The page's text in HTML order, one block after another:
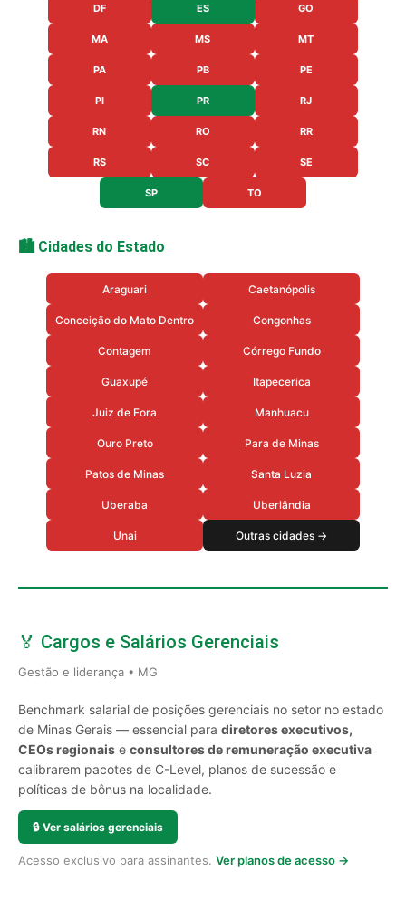
DF ES GO
MA MS MT
PA PB PE
PI PR RJ
RN RO RR
RS SC SE
SP TO
🏙️ Cidades do Estado
Araguari Caetanópolis
Conceição do Mato Dentro Congonhas
Contagem Córrego Fundo
Guaxupé Itapecerica
Juiz de Fora Manhuacu
Ouro Preto Para de Minas
Patos de Minas Santa Luzia
Uberaba Uberlândia
Unai Outras cidades →
🏅 Cargos e Salários Gerenciais
Gestão e liderança • MG
Benchmark salarial de posições gerenciais no setor no estado
de Minas Gerais — essencial para diretores executivos,
CEOs regionais e consultores de remuneração executiva
calibrarem pacotes de C-Level, planos de sucessão e
políticas de bônus na localidade.
🔒 Ver salários gerenciais
Acesso exclusivo para assinantes. Ver planos de acesso →